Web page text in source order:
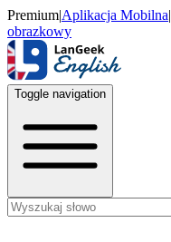
Premium|Aplikacja Mobilna|
obrazkowy
Toggle navigation